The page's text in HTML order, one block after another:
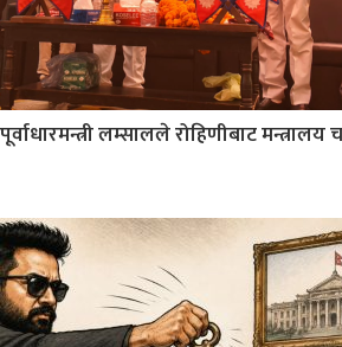
पूर्वाधारमन्त्री लम्सालले रोहिणीबाट